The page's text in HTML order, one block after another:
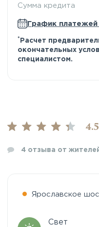
4.5
4 отзыва от
Сумма кредита
График платежей
* Расчет
окончательных
специалистом.
Ярославское
Свет